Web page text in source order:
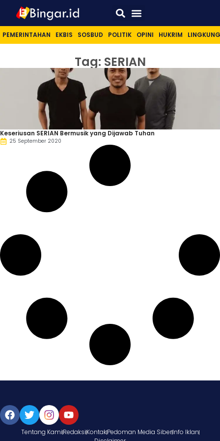
PEMERINTAHAN EKBIS SOSBUD POLITIK OPINI HUKRIM
Tag: SERIAN
Keseriusan SERIAN Bermusik yang Dijawab Tuhan
25 September 2020
Tentang KamiRedaksiKontakPedoman Media SiberInfo Iklan